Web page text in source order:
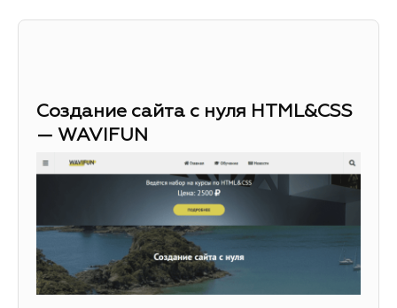
Создание сайта с нуля HTML&CSS
— WAVIFUN